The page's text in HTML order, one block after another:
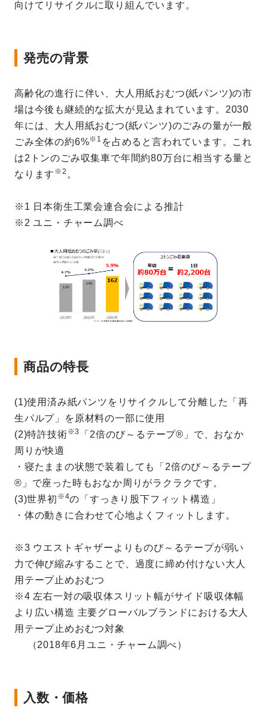
向けてリサイクルに取り組んでいます。
発売の背景
高齢化の進行に伴い、大人用紙おむつ(紙パンツ)の市
場は今後も継続的な拡大が見込まれています。2030
年には、大人用紙おむつ(紙パンツ)のごみの量が一般
ごみ全体の約6%※1 を占めると言われています。これ
は2トンのごみ収集車で年間約80万台に相当する量と
なります ※2 。
※1 日本衛生工業会連合会による推計
※2 ユニ・チャーム調べ
商品の特長
(1)使用済み紙パンツをリサイクルして分離した「再
生パルプ」を原材料の一部に使用
(2)特許技術※3
「2倍のび～るテープ®」で、おなか
周りが快適
・寝たままの状態で装着しても「2倍のび～るテープ
®」で座った時もおなか周りがラクラクです。
(3)世界初 ※4の「すっきり股下フィット構造」
・体の動きに合わせて心地よくフィットします。
※3 ウエストギャザーよりものび～るテープが弱い
力で伸び縮みすることで、過度に締め付けない大人
用テープ止めおむつ
※4 左右一対の吸収体スリット幅がサイド吸収体幅
より広い構造 主要グローバルブランドにおける大人
用テープ止めおむつ対象
（2018年6月ユニ・チャーム調べ）
入数・価格